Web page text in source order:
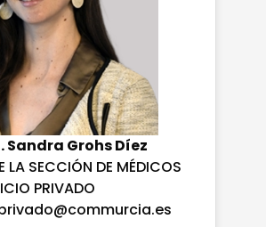
Sandra Grohs Díez
LA SECCIÓN DE MÉDICOS
PRIVADO